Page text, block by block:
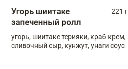
Угорь шиитаке
запеченный ролл
221 г
угорь, шиитаке терияки, краб-крем,
сливочный сыр, кунжут, унаги соус